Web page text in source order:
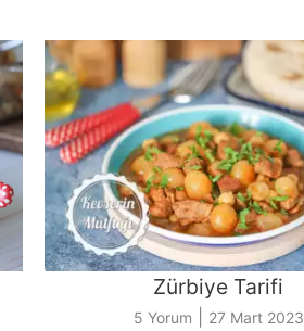
Zürbiye Tarifi
5 Yorum 27 Mart 2023